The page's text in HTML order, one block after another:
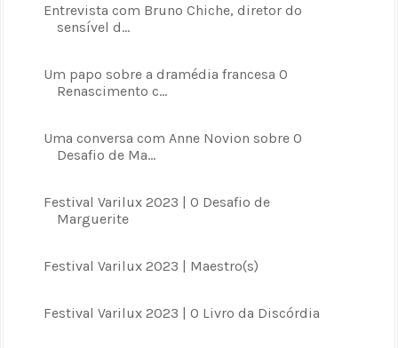
Entrevista com Bruno Chiche, diretor do
sensível d...
Um papo sobre a dramédia francesa O
Renascimento c...
Uma conversa com Anne Novion sobre O
Desafio de Ma...
Festival Varilux 2023 | O Desafio de
Marguerite
Festival Varilux 2023 | Maestro(s)
Festival Varilux 2023 | O Livro da Discórdia